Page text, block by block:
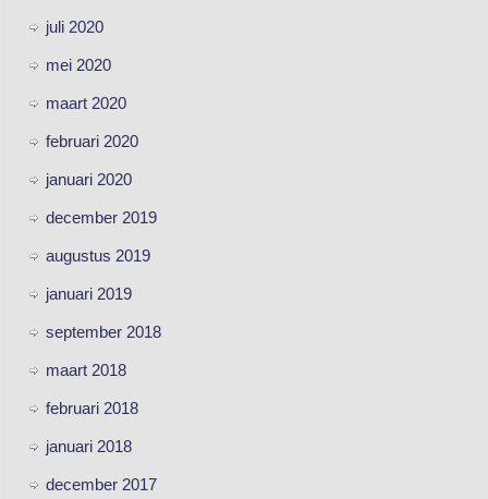
juli 2020
mei 2020
maart 2020
februari 2020
januari 2020
december 2019
augustus 2019
januari 2019
september 2018
maart 2018
februari 2018
januari 2018
december 2017